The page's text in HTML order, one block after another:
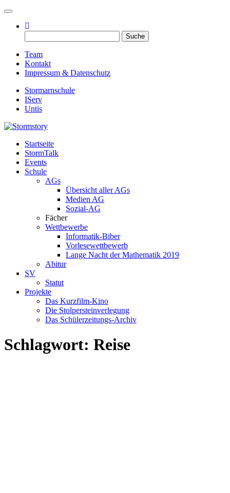
Toggle navigation
nach:
Team
Kontakt
Impressum & Datenschutz
Stormarnschule
IServ
Untis
Stormstory
Eure digitale Schülerzeitung
Startseite
StormTalk
Events
Schule
AGs
Übersicht aller AGs
Medien AG
Sozial-AG
Fächer
Wettbewerbe
Informatik-Biber
Vorlesewettbewerb
Lange Nacht der Mathematik 2019
Abitur
SV
Statut
Projekte
Das Kurzfilm-Kino
Die Stolpersteinverlegung
Das Schülerzeitungs-Archiv
Schlagwort: Reise